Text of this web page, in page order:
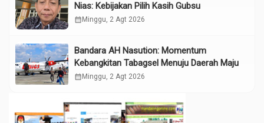
Nias: Kebijakan Pilih Kasih Gubsu
calendar_month Minggu, 2 Agt 2026
Bandara AH Nasution: Momentum
Kebangkitan Tabagsel Menuju Daerah Maju
calendar_month Minggu, 2 Agt 2026